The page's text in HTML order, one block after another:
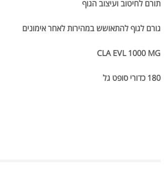
תורם לחיטוב ועיצוב הגוף
גורם לגוף להתאושש במהירות לאחר אימונים
CLA EVL 1000 MG
180 כדורי סופט גל